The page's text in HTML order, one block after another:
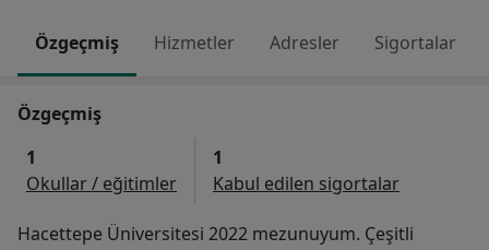
Özgeçmiş Hizmetler Adresler Sigortalar
Özgeçmiş
1
Okullar / eğitimler
1
Kabul edilen sigortalar
Hacettepe Üniversitesi 2022 mezunuyum. Çeşitli